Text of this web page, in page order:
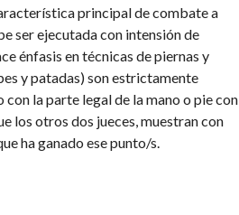
principal de combate a
ser ejecutada con intensión de
énfasis en técnicas de piernas y
y patadas) son estrictamente
la parte legal de la mano o pie con
los otros dos jueces, muestran con
ha ganado ese punto/s.